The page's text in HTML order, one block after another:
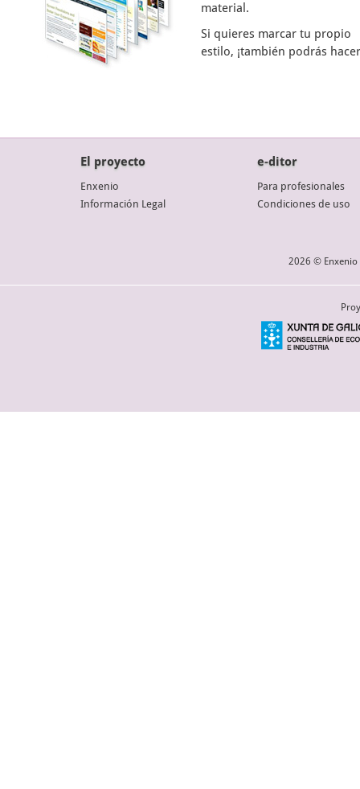
material.
Si quieres marcar tu propio
estilo, ¡también podrás
El proyecto
Enxenio
Información Legal
e-ditor
Para profesionales
Condiciones de uso
2026 © Enxenio